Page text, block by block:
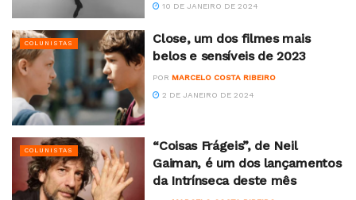
10 DE JANEIRO DE 2024
COLUNISTAS
Close, um dos filmes mais
belos e sensíveis de 2023
POR MARCELO COSTA RIBEIRO
2 DE JANEIRO DE 2024
COLUNISTAS
“Coisas Frágeis”, de Neil
Gaiman, é um dos lançamentos
da Intrínseca deste mês